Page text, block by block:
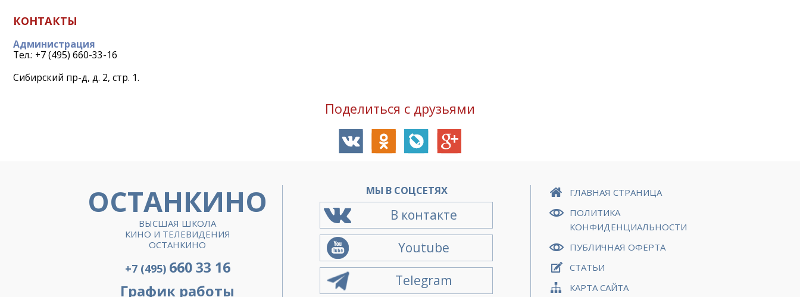
КОНТАКТЫ
Администрация
Тел.: +7 (495) 660-33-16
Сибирский пр-д, д. 2, стр. 1.
Поделиться с друзьями
ОСТАНКИНО
ВЫСШАЯ ШКОЛА
КИНО И ТЕЛЕВИДЕНИЯ
ОСТАНКИНО
+7 (495) 660 33 16
График работы
МЫ В СОЦСЕТЯХ
В контакте
Youtube
Telegram
ГЛАВНАЯ СТРАНИЦА
ПОЛИТИКА
КОНФИДЕНЦИАЛЬНОСТИ
ПУБЛИЧНАЯ ОФЕРТА
СТАТЬИ
КАРТА САЙТА